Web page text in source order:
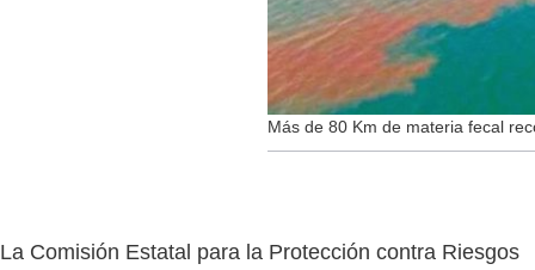
Más de 80 Km de materia fecal
La Comisión Estatal para la Protección contra Riesgos